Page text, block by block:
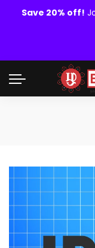
Save 20% off!